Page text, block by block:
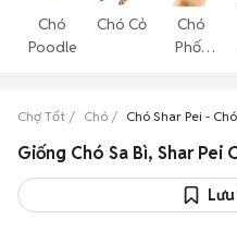
Chó
Poodle
Chó Cỏ
Chó
Phốc
Chợ Tốt Chó Chó Shar Pei -